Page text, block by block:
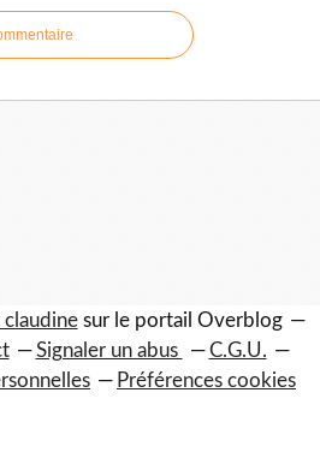
claudinesur le portail Overblog
Signaler un abus
C.G.U.
Préférences cookies